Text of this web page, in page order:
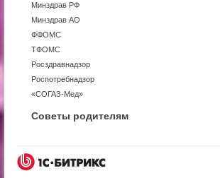
Минздрав РФ
Минздрав АО
ФФОМС
ТФОМС
Росздравнадзор
Роспотребнадзор
«СОГАЗ-Мед»
Советы родителям